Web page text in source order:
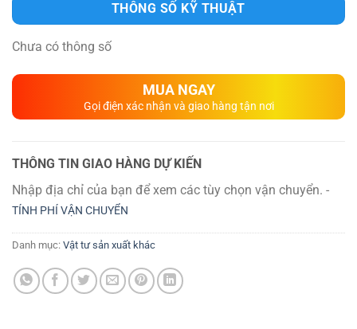
THÔNG SỐ KỸ THUẬT
Chưa có thông số
MUA NGAY
Gọi điện xác nhận và giao hàng tận nơi
THÔNG TIN GIAO HÀNG DỰ KIẾN
Nhập địa chỉ của bạn để xem các tùy chọn vận chuyển. -
TÍNH PHÍ VẬN CHUYỂN
Danh mục: Vật tư sản xuất khác